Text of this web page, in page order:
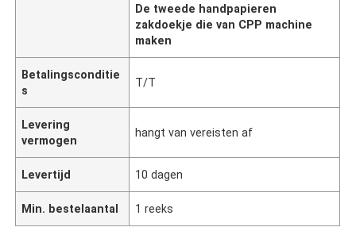
De tweede handpapieren
zakdoekje die van CPP machine
maken
Betalingsconditie
s
T/T
Levering
vermogen
hangt van vereisten af
Levertijd 10 dagen
Min. bestelaantal 1 reeks